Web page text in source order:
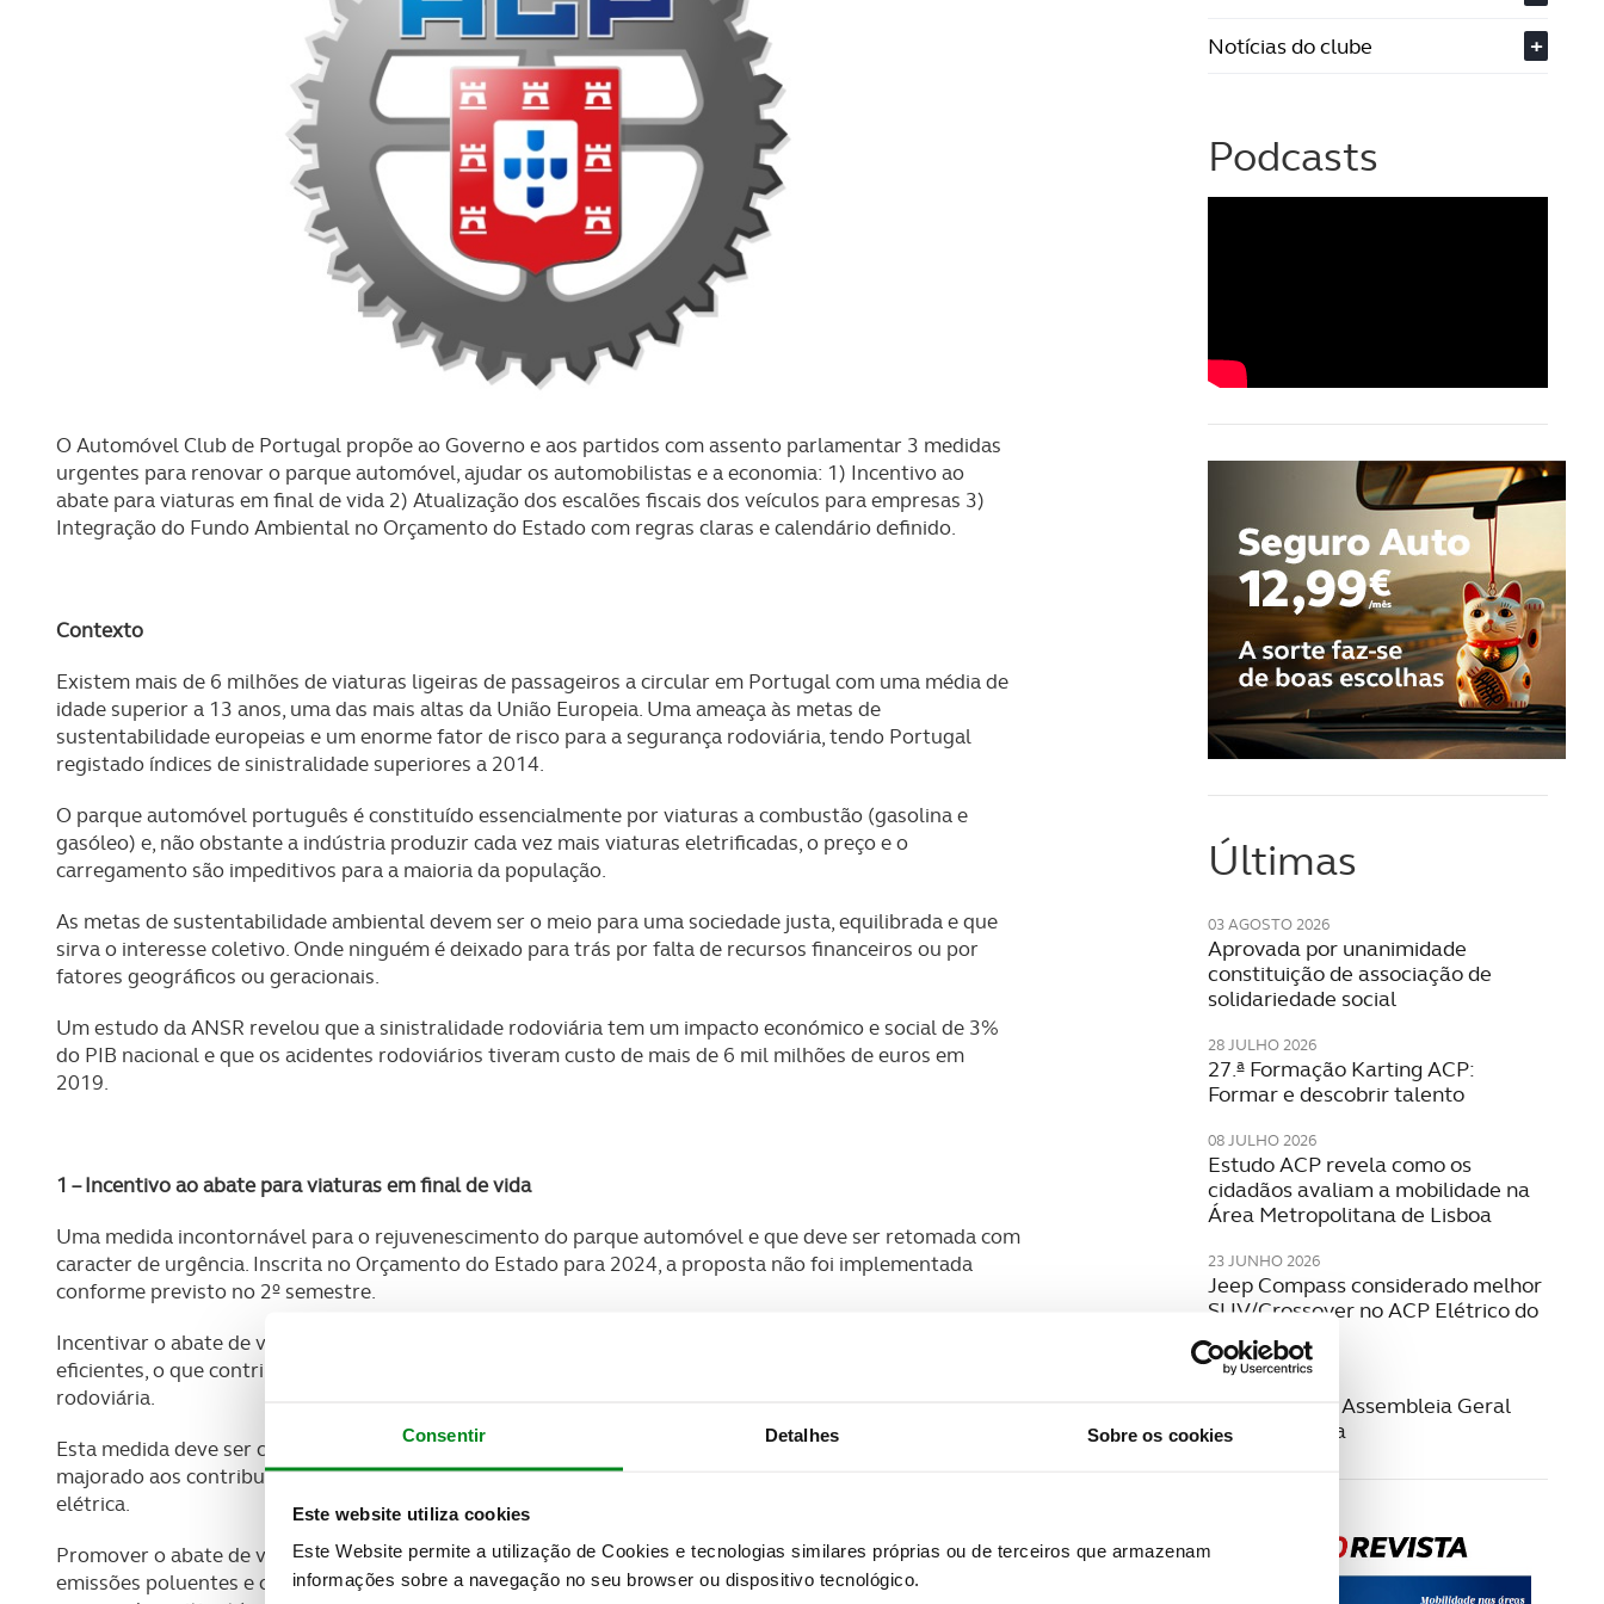
Consentir Detalhes Sobre os cookies
Este website utiliza cookies
Este Website permite a utilização de Cookies e tecnologias similares próprias ou de terceiros que armazenam
informações sobre a navegação no seu browser ou dispositivo tecnológico.
O Automóvel Club de Portugal propõe ao Governo e aos partidos com assento parlamentar 3 medidas
urgentes para renovar o parque automóvel, ajudar os automobilistas e a economia: 1) Incentivo ao
abate para viaturas em final de vida 2) Atualização dos escalões fiscais dos veículos para empresas 3)
Integração do Fundo Ambiental no Orçamento do Estado com regras claras e calendário definido.
Contexto
Existem mais de 6 milhões de viaturas ligeiras de passageiros a circular em Portugal com uma média de
idade superior a 13 anos, uma das mais altas da União Europeia. Uma ameaça às metas de
sustentabilidade europeias e um enorme fator de risco para a segurança rodoviária, tendo Portugal
registado índices de sinistralidade superiores a 2014.
O parque automóvel português é constituído essencialmente por viaturas a combustão (gasolina e
gasóleo) e, não obstante a indústria produzir cada vez mais viaturas eletrificadas, o preço e o
carregamento são impeditivos para a maioria da população.
As metas de sustentabilidade ambiental devem ser o meio para uma sociedade justa, equilibrada e que
sirva o interesse coletivo. Onde ninguém é deixado para trás por falta de recursos financeiros ou por
fatores geográficos ou geracionais.
Um estudo da ANSR revelou que a sinistralidade rodoviária tem um impacto económico e social de 3%
do PIB nacional e que os acidentes rodoviários tiveram custo de mais de 6 mil milhões de euros em
2019.
1 – Incentivo ao abate para viaturas em final de vida
Uma medida incontornável para o rejuvenescimento do parque automóvel e que deve ser retomada com
caracter de urgência. Inscrita no Orçamento do Estado para 2024, a proposta não foi implementada
conforme previsto no 2º semestre.
Incentivar o abate de veículos antigos promove uma renovação da frota automóvel com veículos mais
eficientes, o que contribui para uma menor dependência de combustíveis fósseis e para a segurança
rodoviária.
Esta medida deve ser concretizada através de um apoio direto no abate de uma viatura em fim de vida e
majorado aos contribuintes que comprarem uma viatura nova ou seminova a combustão, híbrida ou
elétrica.
Promover o abate de veículos antigos e a compra de novos, mais eficientes, contribui para a redução das
emissões poluentes e o cumprimento das metas ambientais e de descarbonização. Um veículo com 15
Notícias do clube
+
Podcasts
Últimas
03 AGOSTO 2026
Aprovada por unanimidade
constituição de associação de
solidariedade social
28 JULHO 2026
27.ª Formação Karting ACP:
Formar e descobrir talento
08 JULHO 2026
Estudo ACP revela como os
cidadãos avaliam a mobilidade na
Área Metropolitana de Lisboa
23 JUNHO 2026
Jeep Compass considerado melhor
SUV/Crossover no ACP Elétrico do
Ano 2026
22 JUNHO 2026
Convocatória Assembleia Geral
Extraordinária